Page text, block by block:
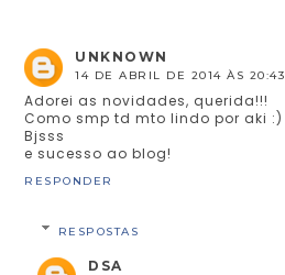
UNKNOWN
14 DE ABRIL DE 2014 ÀS 20:43
Adorei as novidades, querida!!!
Como smp td mto lindo por aki :)
Bjsss
e sucesso ao blog!
RESPONDER
RESPOSTAS
DSA